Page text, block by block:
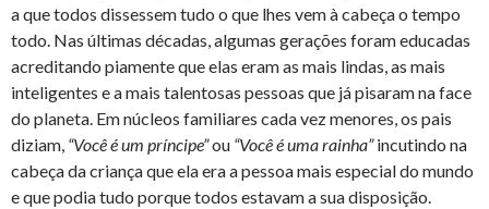
a que todos dissessem tudo o que lhes vem à cabeça o tempo
todo. Nas últimas décadas, algumas gerações foram educadas
acreditando piamente que elas eram as mais lindas, as mais
inteligentes e a mais talentosas pessoas que já pisaram na face
do planeta. Em núcleos familiares cada vez menores, os pais
diziam, “Você é um príncipe”ou “Você é uma rainha”incutindo na
cabeça da criança que ela era a pessoa mais especial do mundo
e que podia tudo porque todos estavam a sua disposição.